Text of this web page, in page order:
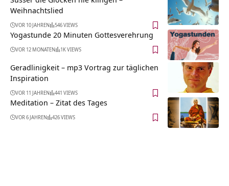
Weihnachtslied
VOR 10 JAHREN 546 VIEWS
Yogastunde 20 Minuten Gottesverehrung
VOR 12 MONATEN 1K VIEWS
Geradlinigkeit – mp3 Vortrag zur täglichen
Inspiration
VOR 11 JAHREN 441 VIEWS
Meditation – Zitat des Tages
VOR 6 JAHREN 426 VIEWS